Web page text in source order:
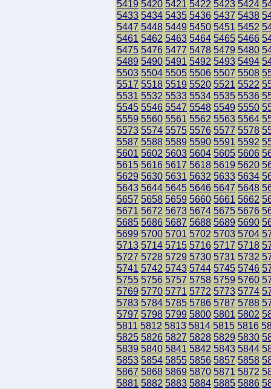
5419 5420 5421 5422 5423 5424
5433 5434 5435 5436 5437 5438
5447 5448 5449 5450 5451 5452
5461 5462 5463 5464 5465 5466
5475 5476 5477 5478 5479 5480
5489 5490 5491 5492 5493 5494
5503 5504 5505 5506 5507 5508
5517 5518 5519 5520 5521 5522
5531 5532 5533 5534 5535 5536
5545 5546 5547 5548 5549 5550
5559 5560 5561 5562 5563 5564
5573 5574 5575 5576 5577 5578
5587 5588 5589 5590 5591 5592
5601 5602 5603 5604 5605 5606
5615 5616 5617 5618 5619 5620
5629 5630 5631 5632 5633 5634
5643 5644 5645 5646 5647 5648
5657 5658 5659 5660 5661 5662
5671 5672 5673 5674 5675 5676
5685 5686 5687 5688 5689 5690
5699 5700 5701 5702 5703 5704
5713 5714 5715 5716 5717 5718
5727 5728 5729 5730 5731 5732
5741 5742 5743 5744 5745 5746
5755 5756 5757 5758 5759 5760
5769 5770 5771 5772 5773 5774
5783 5784 5785 5786 5787 5788
5797 5798 5799 5800 5801 5802
5811 5812 5813 5814 5815 5816
5825 5826 5827 5828 5829 5830
5839 5840 5841 5842 5843 5844
5853 5854 5855 5856 5857 5858
5867 5868 5869 5870 5871 5872
5881 5882 5883 5884 5885 5886